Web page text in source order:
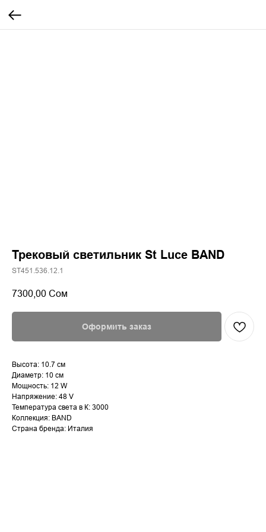
Трековый светильник St Luce BAND
ST451.536.12.1
7300,00 Сом
Оформить заказ
Высота: 10.7 см
Диаметр: 10 см
Мощность: 12 W
Напряжение: 48 V
Температура света в К: 3000
Коллекция: BAND
Страна бренда: Италия